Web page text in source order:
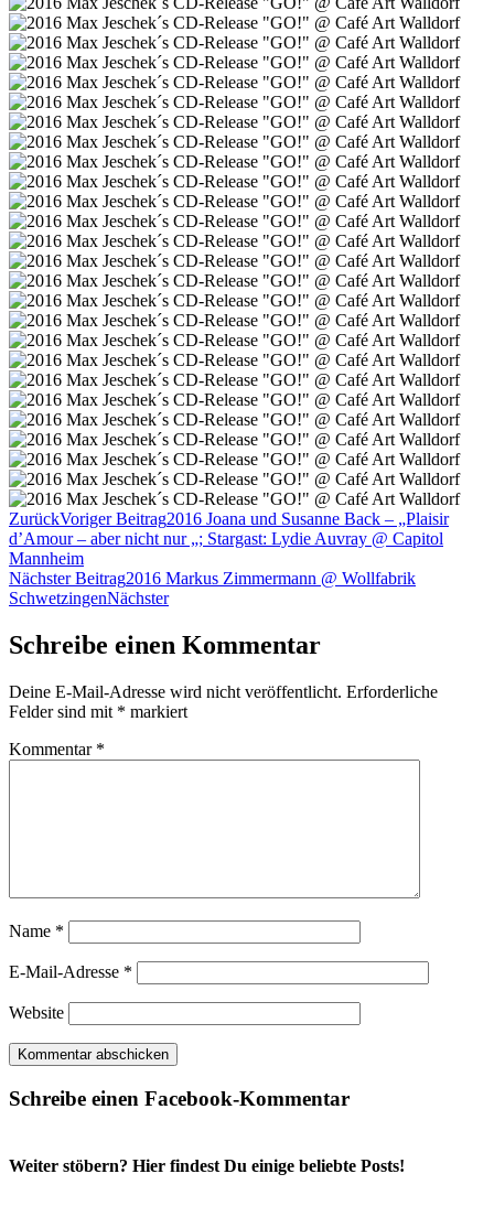
ZurückVoriger Beitrag2016 Joana und Susanne Back – „Plaisir
d’Amour – aber nicht nur „; Stargast: Lydie Auvray @ Capitol
Mannheim
Nächster Beitrag2016 Markus Zimmermann @ Wollfabrik
SchwetzingenNächster
Schreibe einen Kommentar
Deine E-Mail-Adresse wird nicht veröffentlicht. Erforderliche
Felder sind mit * markiert
Kommentar *
Name *
E-Mail-Adresse *
Website
Schreibe einen Facebook-Kommentar
Weiter stöbern? Hier findest Du einige beliebte Posts!